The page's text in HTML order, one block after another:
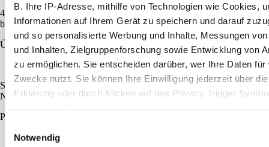
B. Ihre IP-Adresse, mithilfe von Technologien wie Cookies,
Informationen auf Ihrem Gerät zu speichern und darauf
und so personalisierte Werbung und Inhalte, Messungen
und Inhalten, Zielgruppenforschung sowie Entwicklung von
zu ermöglichen. Sie entscheiden darüber, wer Ihre Daten für
Zwecke nutzt. Sie können Ihre Einwilligung jederzeit über
Erklärung oder durch Klicken auf das Privacy Trigger
Erfahren Sie mehr darüber, wie Ihre persönlichen Daten
Notwendig
4,9 Sterne für die Station Mannheim Friedrichsfeld – Service, der
begeistert.
Über 50 Stationen in Deutschland
Schnelle und flexible Auto-Abholung und Rückgabe, immer in Ihrer
Nähe.
PKW, Transporter, LKW und Spezialfahrzeuge aus einer Hand